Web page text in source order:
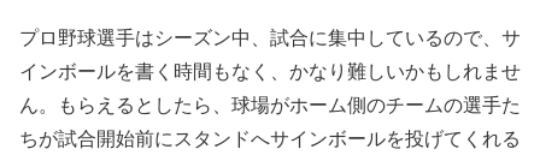
プロ野球選手はシーズン中、試合に集中しているので、サ
インボールを書く時間もなく、かなり難しいかもしれませ
ん。もらえるとしたら、球場がホーム側のチームの選手た
ちが試合開始前にスタンドへサインボールを投げてくれる